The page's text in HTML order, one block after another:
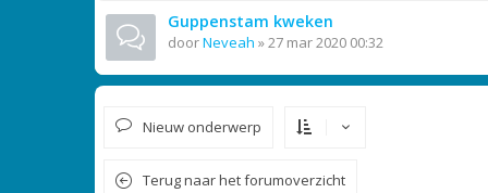
Guppenstam kweken
doorNeveah »27 mar 2020 00:32
Nieuw onderwerp
Terug naar het forumoverzicht